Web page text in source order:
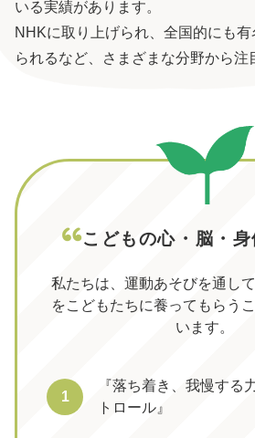
いる実績があります。
NHKに取り上げられ、全国的にも
られるなど、さまざまな分野から注
こどもの心・脳・
私たちは、運動あそびを通し
をこどもたちに養ってもらう
います。
1
『落ち着き、我慢する
トロール』